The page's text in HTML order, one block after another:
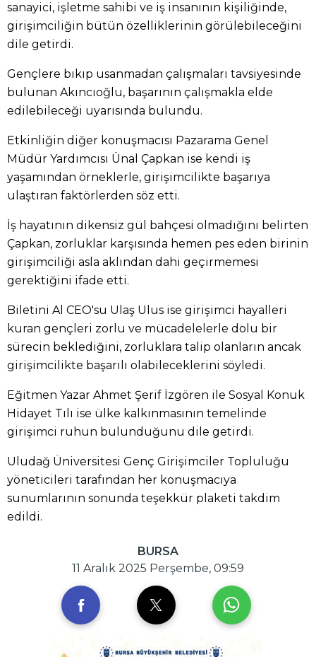
sanayici, işletme sahibi ve iş insanının kişiliğinde,
girişimciliğin bütün özelliklerinin görülebileceğini
dile getirdi.
Gençlere bıkıp usanmadan çalışmaları tavsiyesinde
bulunan Akıncıoğlu, başarının çalışmakla elde
edilebileceği uyarısında bulundu.
Etkinliğin diğer konuşmacısı Pazarama Genel
Müdür Yardımcısı Ünal Çapkan ise kendi iş
yaşamından örneklerle, girişimcilikte başarıya
ulaştıran faktörlerden söz etti.
İş hayatının dikensiz gül bahçesi olmadığını belirten
Çapkan, zorluklar karşısında hemen pes eden birinin
girişimciliği asla aklından dahi geçirmemesi
gerektiğini ifade etti.
Biletini Al CEO'su Ulaş Ulus ise girişimci hayalleri
kuran gençleri zorlu ve mücadelelerle dolu bir
sürecin beklediğini, zorluklara talip olanların ancak
girişimcilikte başarılı olabileceklerini söyledi.
Eğitmen Yazar Ahmet Şerif İzgören ile Sosyal Konuk
Hidayet Tılı ise ülke kalkınmasının temelinde
girişimci ruhun bulunduğunu dile getirdi.
Uludağ Üniversitesi Genç Girişimciler Topluluğu
yöneticileri tarafından her konuşmacıya
sunumlarının sonunda teşekkür plaketi takdim
edildi.
BURSA
11 Aralık 2025 Perşembe, 09:59